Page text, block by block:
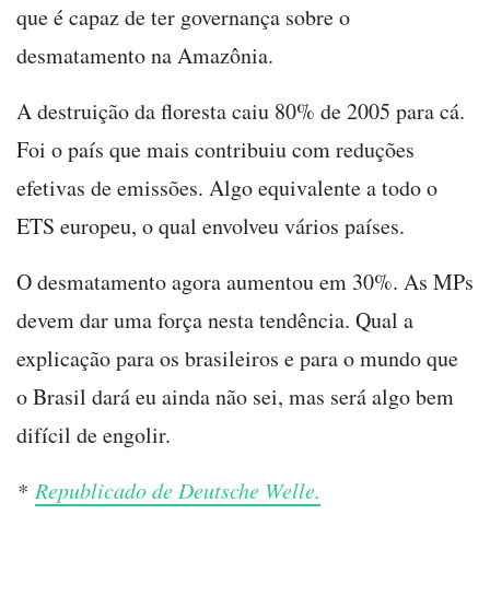
que é capaz de ter governança sobre o
desmatamento na Amazônia.
A destruição da floresta caiu 80% de 2005 para cá.
Foi o país que mais contribuiu com reduções
efetivas de emissões. Algo equivalente a todo o
ETS europeu, o qual envolveu vários países.
O desmatamento agora aumentou em 30%. As MPs
devem dar uma força nesta tendência. Qual a
explicação para os brasileiros e para o mundo que
o Brasil dará eu ainda não sei, mas será algo bem
difícil de engolir.
* Republicado de Deutsche Welle.